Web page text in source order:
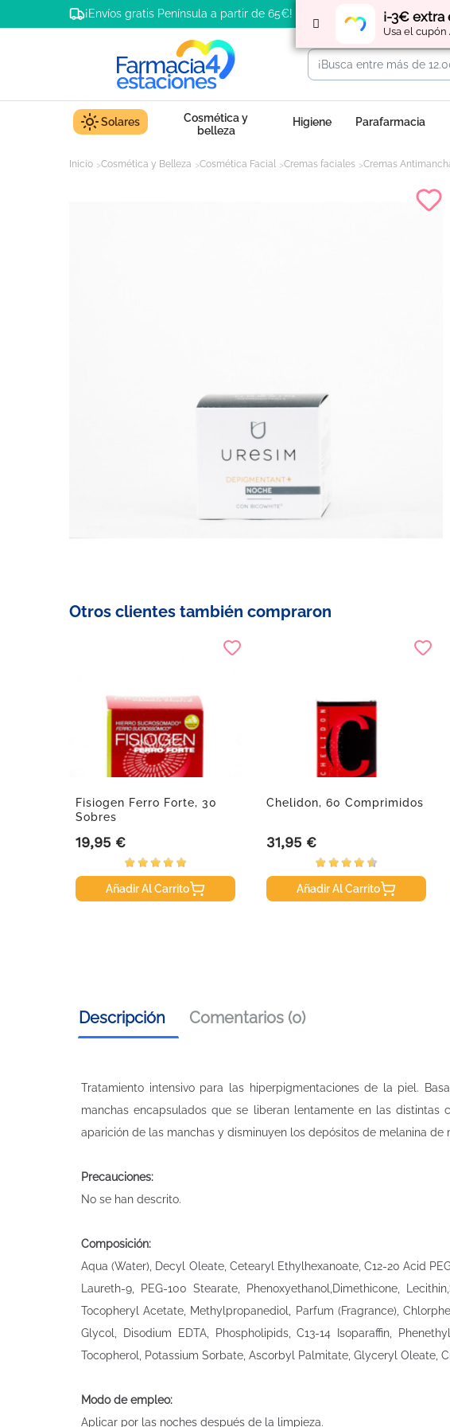
¡-3€ extra
Usa el cupón
¡Envíos gratis Península a partir de 65€!
Solares
Cosmética y
belleza
Higiene Parafarmacia
Inicio Cosmética y Belleza Cosmética Facial Cremas faciales Cremas
Otros clientes también compraron
Fisiogen Ferro Forte, 30
Sobres
Precio
19,95 €
Añadir Al Carrito
Chelidon, 60 Comprimidos
Precio
31,95 €
Añadir Al Carrito
Descripción Comentarios (0)
Tratamiento intensivo para las hiperpigmentaciones de la piel.
manchas encapsulados que se liberan lentamente en las
aparición de las manchas y disminuyen los depósitos de melanina de
Precauciones:
No se han descrito.
Composición:
Aqua (Water), Decyl Oleate, Cetearyl Ethylhexanoate, C12-20 Acid
Laureth-9, PEG-100 Stearate, Phenoxyethanol,Dimethicone,
Tocopheryl Acetate, Methylpropanediol, Parfum (Fragrance),
Glycol, Disodium EDTA, Phospholipids, C13-14 Isoparaffin,
Tocopherol, Potassium Sorbate, Ascorbyl Palmitate, Glyceryl Oleate,
Modo de empleo:
Aplicar por las noches después de la limpieza.